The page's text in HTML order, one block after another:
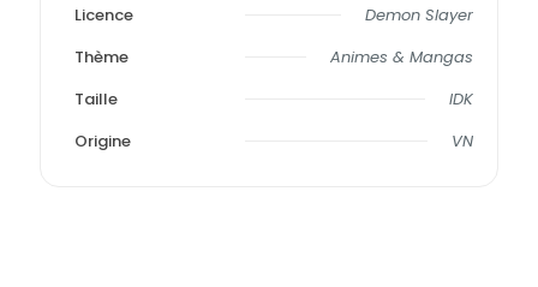
Licence
Demon Slayer
Thème
Animes & Mangas
Taille
IDK
Origine
VN